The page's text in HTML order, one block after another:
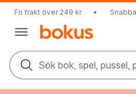
Fri frakt över 249 kr •
Sök bok, spel, pussel,